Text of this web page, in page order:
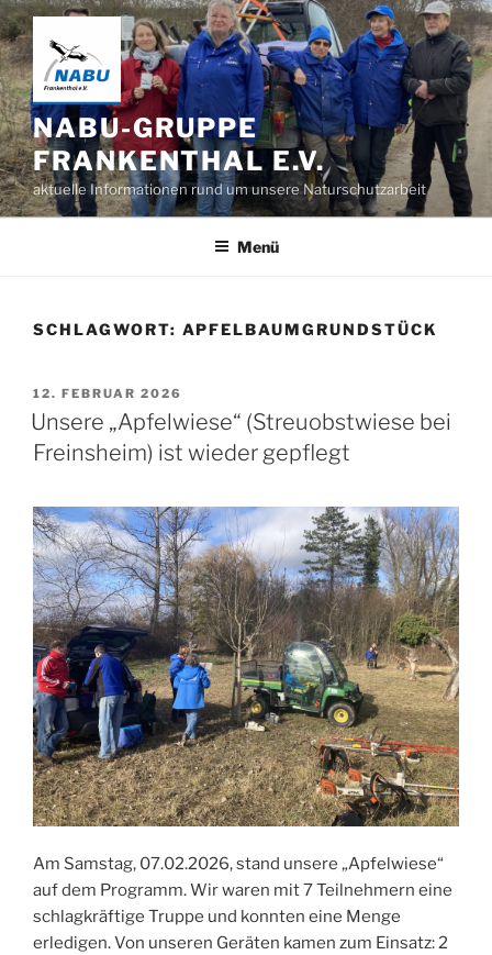
Zum
Inhalt
springen
NABU-GRUPPE
FRANKENTHAL E.V.
aktuelle Informationen rund um unsere Naturschutzarbeit
Menü
SCHLAGWORT: APFELBAUMGRUNDSTÜCK
VERÖFFENTLICHT
AM
12. FEBRUAR 2026
Unsere „Apfelwiese“ (Streuobstwiese bei
Freinsheim) ist wieder gepflegt
Am Samstag, 07.02.2026, stand unsere „Apfelwiese“
auf dem Programm. Wir waren mit 7 Teilnehmern eine
schlagkräftige Truppe und konnten eine Menge
erledigen. Von unseren Geräten kamen zum Einsatz: 2